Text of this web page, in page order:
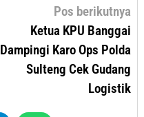
Pos berikutnya
Ketua KPU Banggai
Dampingi Karo Ops Polda
Sulteng Cek Gudang
Logistik